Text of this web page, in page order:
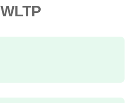
WLTP